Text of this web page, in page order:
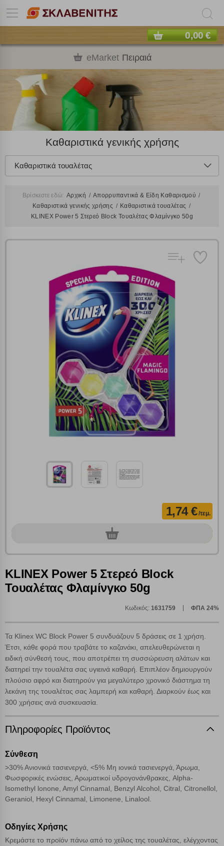
0,00 €
eMarket Πειραιά
Καθαριστικά γενικής χρήσης
Καθαριστικά τουαλέτας
Βρίσκεστε εδώ: Αρχική
Απορρυπαντικά & Είδη Καθαρισμού
Καθαριστικά γενικής χρήσης
Καθαριστικά τουαλέτας
KLINEX Power 5 Στερεό Block Τουαλέτας Φλαμίνγκο 50g
1,74 €/τεμ.
0τεμ.
KLINEX Power 5 Στερεό Block
Τουαλέτας Φλαμίνγκο 50g
Κωδικός: 1631759 ΦΠΑ 24%
Τα Klinex WC Block Power 5 συνδυάζουν 5 δράσεις σε 1 χρήση.
Έτσι, κάθε φορά που τραβάτε το καζανάκι, απελευθερώνεται η
ειδική σύνθεσή τους, που αποτρέπει τη συσσώρευση αλάτων και
διατηρεί την τουαλέτα σας υγιεινά καθαρή. Επιπλέον δημιουργούν
πλούσιο αφρό και διατηρούν για μεγαλύτερο χρονικό διάστημα τη
λεκάνη της τουαλέτας σας λαμπερή και καθαρή. Διαρκούν έως και
300 χρήσεις ανά συσκευασία.
Πληροφορίες Προϊόντος
Σύνθεση
>30% Ανιονικά τασιενεργά, <5% Μη ιονικά τασιενεργά, Άρωμα,
Φωσφορικές ενώσεις, Αρωματικοί υδρογονάνθρακες, Alpha-
Isomethyl lonone, Amyl Cinnamal, Benzyl Alcohol, Citral, Citronellol,
Geraniol, Hexyl Cinnamal, Limonene, Linalool.
Οδηγίες Χρήσης
Κρεμάστε το προϊόν πάνω από το χείλος της τουαλέτας, ελέγχοντας
προϊόντων.
Γράψτε τα προϊόντα που επιθυμείτε, με κόμμα ανάμεσά
τους, και κάντε κλικ στο κουμπί "Αναζήτηση". Θα
εμφανιστούν αποτελέσματα από όλες τις Κατηγορίες και
Αναζήτηση
Ρυθμίσεις Cookies
Κατά την απλή περιήγηση ή/και χρήση του ιστότοπου συλλέγουμε
αυτόματα δεδομένα σύνδεσης και πληροφορίες σχετικές με την
περιήγησή σας, οι οποίες είναι μη εξατομικευμένες και σπάνια
περιέχουν προσωποποιημένα χαρακτηριστικά που υποδεικνύουν την
ταυτότητά σας. Τα cookies είναι μικρά αρχεία κειμένου τα οποία,
μέσω του προγράμματος περιήγησης εγκαθίστανται στον υπολογιστή
ή την ηλεκτρονική συσκευή σας, προσθέτοντας λειτουργικότητα στην
ιστοσελίδα και βελτιώνοντας την εμπειρία περιήγησης ή, εφ΄ όσον το
επιλέξετε, απομνημονεύοντας τις προτιμήσεις σας. Η κατηγορία των
απολύτως απαραίτητων cookies για την ομαλή λειτουργία του
ιστότοπου είναι η μόνη ενεργοποιημένη. Έχετε τη δυνατότητα να
επάνω δεξιά, αφού ενημερωθείτε σχετικά. Ωστόσο θα πρέπει να
γνωρίζετε ότι αποκλεισμός ορισμένων κατηγοριών αρχείων cookies,
μπορεί να επηρεάσει την εμπειρία της περιήγησής σας ή/και της
χρήσης των υπηρεσιών μας.Δείτε περισσότερα
Cookies στόχευσης